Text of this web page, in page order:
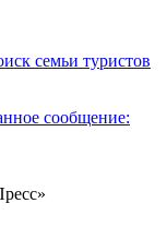
семьи туристов
сообщение: